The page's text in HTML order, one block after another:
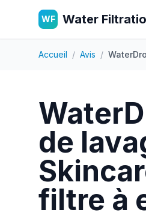
WF Water
Accueil / Avis /
de
filtre à